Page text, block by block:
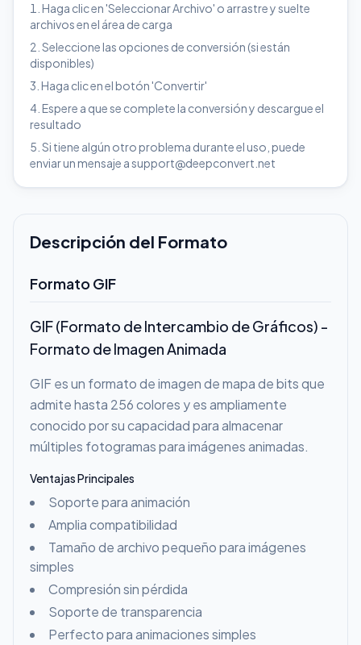
Haga clic en 'Seleccionar Archivo' o arrastre y suelte
archivos en el área de carga
Seleccione las opciones de conversión (si están
disponibles)
Haga clic en el botón 'Convertir'
Espere a que se complete la conversión y descargue el
resultado
Si tiene algún otro problema durante el uso, puede
enviar un mensaje a support@deepconvert.net
Descripción del Formato
Formato GIF
GIF (Formato de Intercambio de Gráficos) -
Formato de Imagen Animada
GIF es un formato de imagen de mapa de bits que
admite hasta 256 colores y es ampliamente
conocido por su capacidad para almacenar
múltiples fotogramas para imágenes animadas.
Ventajas Principales
Soporte para animación
Amplia compatibilidad
Tamaño de archivo pequeño para imágenes
simples
Compresión sin pérdida
Soporte de transparencia
Perfecto para animaciones simples